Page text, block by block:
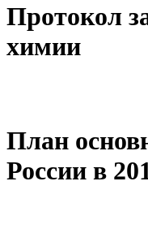
Протокол
химии
План
России в